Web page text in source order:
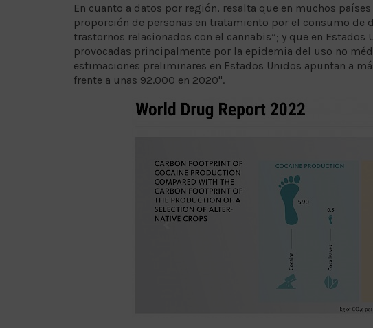
En cuanto a datos por región, resalta que en muchos
proporción de personas en tratamiento por el consumo
trastornos relacionados con el cannabis”; y que en
provocadas principalmente por la epidemia del uso no
estimaciones preliminares en Estados Unidos apuntan a
frente a unas 92.000 en 2020".